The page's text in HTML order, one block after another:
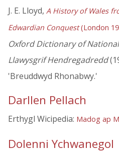
J. E. Lloyd, A History of Wales
Edwardian Conquest(London
Oxford Dictionary of
Llawysgrif Hendregadredd
'Breuddwyd Rhonabwy.'
Darllen Pellach
Erthygl Wicipedia: Madog ap
Dolenni Ychwanegol